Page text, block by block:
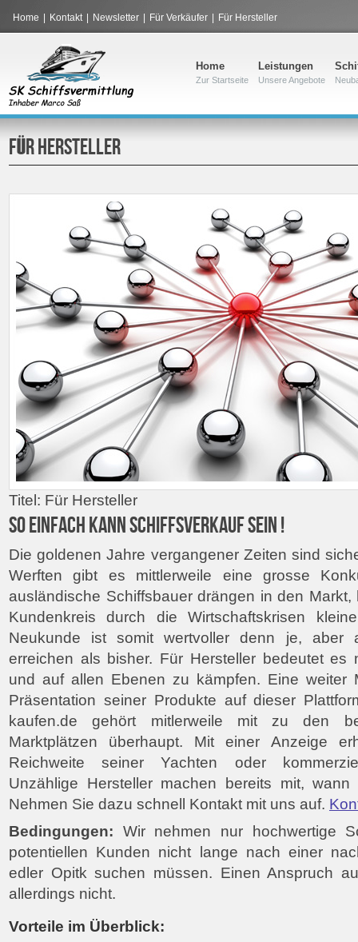
Home Kontakt Newsletter Für Verkäufer Für Hersteller
Home
Zur Startseite
Leistungen
Unsere Angebote
FÜR HERSTELLER
Titel: Für Hersteller
SO EINFACH KANN SCHIFFSVERKAUF SEIN !
Die goldenen Jahre vergangener Zeiten sind
Werften gibt es mittlerweile eine grosse
ausländische Schiffsbauer drängen in den
Kundenkreis durch die Wirtschaftskrisen
Neukunde ist somit wertvoller denn je, aber
erreichen als bisher. Für Hersteller bedeutet es
und auf allen Ebenen zu kämpfen. Eine weiter
Präsentation seiner Produkte auf dieser
kaufen.de gehört mitlerweile mit zu den
Marktplätzen überhaupt. Mit einer Anzeige
Reichweite seiner Yachten oder
Unzählige Hersteller machen bereits mit,
Nehmen Sie dazu schnell Kontakt mit uns auf.
Bedingungen: Wir nehmen nur hochwertige
potentiellen Kunden nicht lange nach einer
edler Opitk suchen müssen. Einen Anspruch
allerdings nicht.
Vorteile im Überblick: